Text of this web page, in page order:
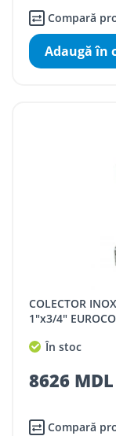
Compară
Adaugă în
COLECTOR INOX VISION CU DEBITMETRE, PREECHIPAT,
1"x3/4"
În stoc
8626
Compară